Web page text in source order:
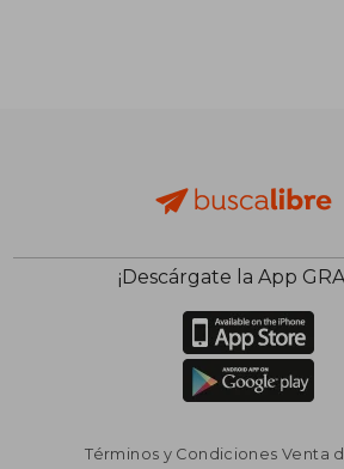
¡Descárgate la App
Términos y Condiciones Venta